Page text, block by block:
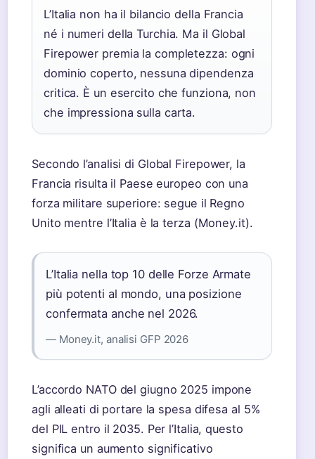
L’Italia non ha il bilancio della Francia
né i numeri della Turchia. Ma il Global
Firepower premia la completezza: ogni
dominio coperto, nessuna dipendenza
critica. È un esercito che funziona, non
che impressiona sulla carta.
Secondo l’analisi di Global Firepower, la
Francia risulta il Paese europeo con una
forza militare superiore: segue il Regno
Unito mentre l’Italia è la terza (Money.it).
L’Italia nella top 10 delle Forze Armate
più potenti al mondo, una posizione
confermata anche nel 2026.
— Money.it, analisi GFP 2026
L’accordo NATO del giugno 2025 impone
agli alleati di portare la spesa difesa al 5%
del PIL entro il 2035. Per l’Italia, questo
significa un aumento significativo